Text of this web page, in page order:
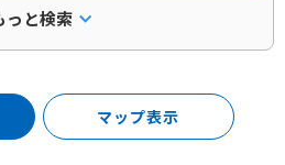
っと検索
マップ表示